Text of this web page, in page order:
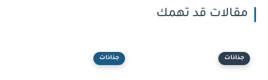
مقالات قد تهمك
جذاذات جذاذات